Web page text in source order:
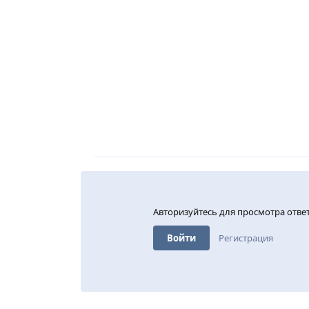
Авторизуйтесь для просмотра
Войти Регистрация